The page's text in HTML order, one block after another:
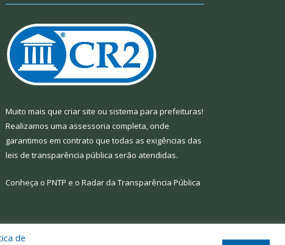
Muito mais que criar site ou sistema para prefeituras!
Realizamos uma assessoria completa, onde
garantimos em contrato que todas as exigências das
leis de transparência pública serão atendidas.
Conheça o PNTP e o Radar da Transparência Pública
de